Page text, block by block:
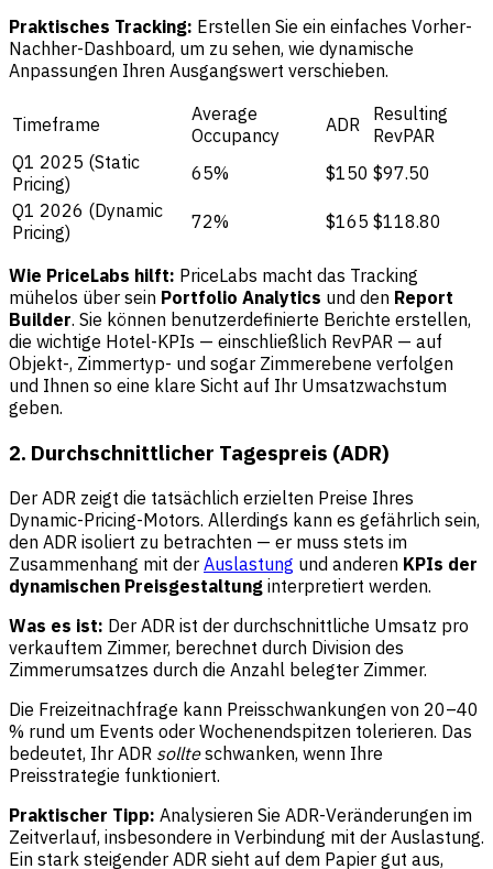
Praktisches Tracking: Erstellen Sie ein einfaches Vorher-
Nachher-Dashboard, um zu sehen, wie dynamische
Anpassungen Ihren Ausgangswert verschieben.
Timeframe
Average
Occupancy
ADR
Resulting
RevPAR
Q1 2025 (Static
Pricing)
65% $150 $97.50
Q1 2026 (Dynamic
Pricing)
72% $165 $118.80
Wie PriceLabs hilft: PriceLabs macht das Tracking
mühelos über sein Portfolio Analytics und den Report
Builder. Sie können benutzerdefinierte Berichte erstellen,
die wichtige Hotel-KPIs — einschließlich RevPAR — auf
Objekt-, Zimmertyp- und sogar Zimmerebene verfolgen
und Ihnen so eine klare Sicht auf Ihr Umsatzwachstum
geben.
2. Durchschnittlicher Tagespreis (ADR)
Der ADR zeigt die tatsächlich erzielten Preise Ihres
Dynamic-Pricing-Motors. Allerdings kann es gefährlich sein,
den ADR isoliert zu betrachten — er muss stets im
Zusammenhang mit der Auslastung und anderen KPIs der
dynamischen Preisgestaltung interpretiert werden.
Was es ist: Der ADR ist der durchschnittliche Umsatz pro
verkauftem Zimmer, berechnet durch Division des
Zimmerumsatzes durch die Anzahl belegter Zimmer.
Die Freizeitnachfrage kann Preisschwankungen von 20–40
% rund um Events oder Wochenendspitzen tolerieren. Das
bedeutet, Ihr ADR sollteschwanken, wenn Ihre
Preisstrategie funktioniert.
Praktischer Tipp: Analysieren Sie ADR-Veränderungen im
Zeitverlauf, insbesondere in Verbindung mit der Auslastung.
Ein stark steigender ADR sieht auf dem Papier gut aus,